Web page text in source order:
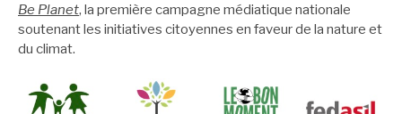
Be Planet, la première campagne médiatique nationale
soutenant les initiatives citoyennes en faveur de la nature et
du climat.